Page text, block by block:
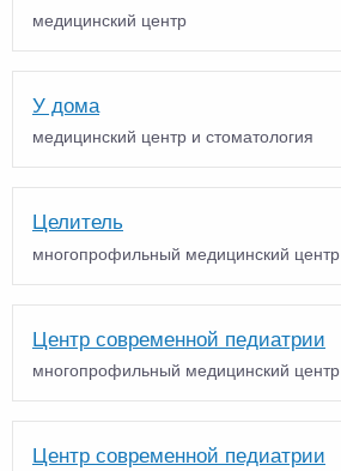
медицинский центр
У дома
медицинский центр и стоматология
Целитель
многопрофильный медицинский центр
Центр современной педиатрии
многопрофильный медицинский центр
Центр современной педиатрии